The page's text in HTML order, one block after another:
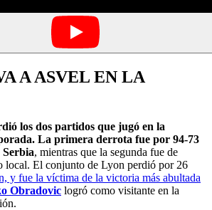
A ASVEL EN LA
los dos partidos que jugó en la
La primera derrota fue por 94-73
, mientras que la segunda fue de
local. El conjunto de Lyon perdió por 26
y fue la víctima de la victoria más abultada
Obradovic logró como visitante en la